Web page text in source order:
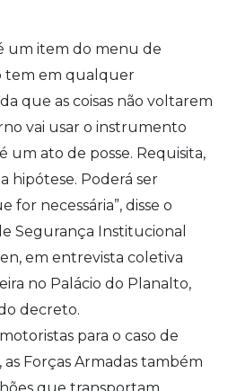
um item do menu de
tem em qualquer
que as coisas não voltarem
vai usar o instrumento
um ato de posse. Requisita,
hipótese. Poderá ser
for necessária”, disse o
Segurança Institucional
em entrevista coletiva
no Palácio do Planalto,
decreto.
para o caso de
Forças Armadas também
que transportam